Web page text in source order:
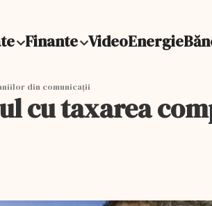
Finante VideoEnergie
din comunicații
cu taxarea